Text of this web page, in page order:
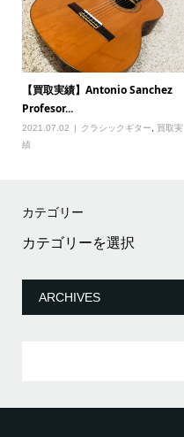
【買取実績】Antonio Sanchez
Profesor...
2021.07.02 クラシックギター
買取実
績
カテゴリー
カ
テ
リ